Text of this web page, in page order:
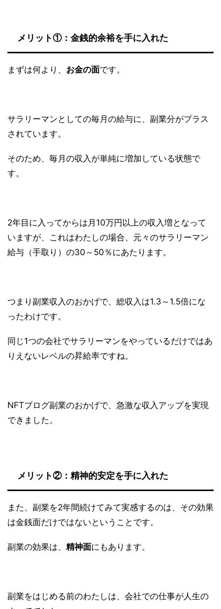
メリット①：金銭的余裕を手に入れた
まずは何より、 お金の面です。
サラリーマンとしての毎月の給与に、副業分がプラス
されています。
そのため、毎月の収入が単純に増加している状態で
す。
2年目に入ってからは月10万円以上の収入増となって
いますが、これはわたしの場合、元々のサラリーマン
給与（手取り）の30～50％にあたります。
つまり副業収入のおかげで、総収入は1.3～1.5倍にな
ったわけです。
同じ1つの会社でサラリーマンをやっているだけではあ
りえないレベルの昇給率ですね。
NFTブログ副業のおかげで、急激な収入アップを実現
できました。
メリット②：精神的安定を手に入れた
また、副業を2年間続けてみて実感するのは、その効果
は金銭面だけではないということです。
副業の効果は、 精神面にもあります。
副業をはじめる前のわたしは、会社での仕事が人生の